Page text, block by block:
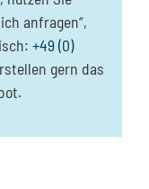
anfragen“,
+49 (0)
gern das